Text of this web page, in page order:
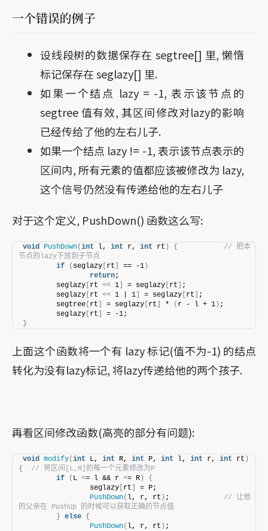
一个错误的例子
设线段树的数据保存在 segtree[] 里, 懒惰
标记保存在 seglazy[] 里.
如果一个结点 lazy = -1, 表示该节点的
segtree 值有效, 其区间修改对lazy的影响
已经传给了他的左右儿子.
如果一个结点 lazy != -1, 表示该节点表示的
区间内, 所有元素的值都应该被修改为 lazy,
这个信号仍然没有传递给他的左右儿子
对于这个定义, PushDown() 函数这么写:
void PushDown(int l, int r, int rt ) {
// 把本
节点的lazy下放到子节点
if
( seglazy rt == -1 )
return;
        seglazy
rt << 1 = seglazy rt
;
        seglazy
rt << 1 | 1 = seglazy rt
;
        segtree
rt = seglazy rt * ( r - l + 1 ) ;
        seglazy
rt
= -1;
}
上面这个函数将一个有 lazy 标记(值不为-1) 的结点
转化为没有lazy标记, 将lazy传递给他的两个孩子.
再看区间修改函数(高亮的部分有问题):
void modify(int L, int R, int P, int l, int r, int rt )
{
// 将区间[L,R]的每一个元素修改为P
if
( L <= l && r <= R )
{
                seglazy
rt
= P;
PushDown( l, r, rt ) ; // 让他
的父亲在 PushUp 的时候可以获取正确的节点值
} else {
PushDown( l, r, rt ) ;